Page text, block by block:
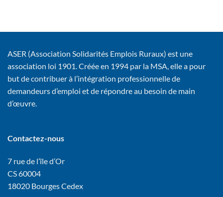
ASER (Association Solidarités Emplois Ruraux) est une
association loi 1901. Créée en 1994 par la MSA, elle a pour
but de contribuer à l’intégration professionnelle de
demandeurs d’emploi et de répondre au besoin de main
d’œuvre.
Contactez-nous
7 rue de l’île d’Or
CS 60004
18020 Bourges Cedex